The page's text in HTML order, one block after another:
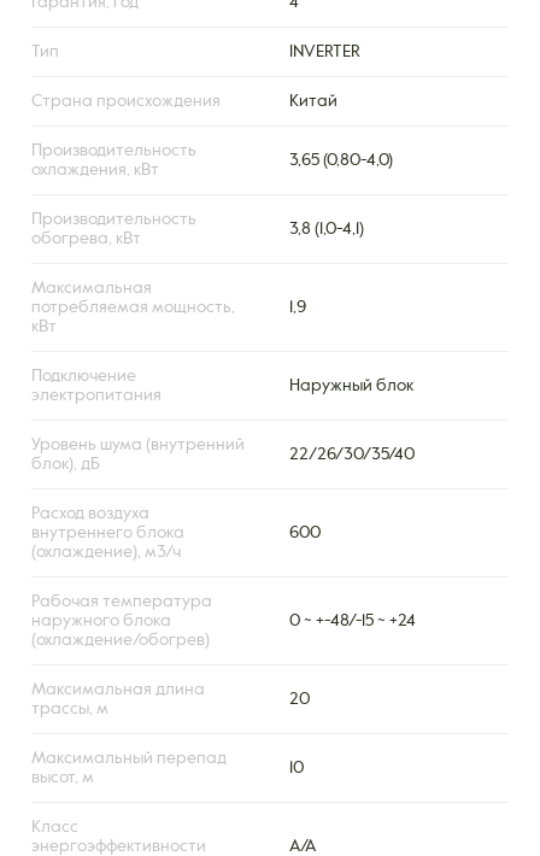
Тип INVERTER
Страна происхождения Китай
Производительность
охлаждения, кВт
3,65 (0,80-4,0)
Производительность
обогрева, кВт
3,8 (1,0-4,1)
Максимальная
потребляемая мощность,
кВт
1,9
Подключение
электропитания
Наружный блок
Уровень шума (внутренний
блок), дБ
22/26/30/35/40
Расход воздуха
внутреннего блока
(охлаждение), м3/ч
600
Рабочая температура
наружного блока
(охлаждение/обогрев)
0 ~ +-48/-15 ~ +24
Максимальная длина
трассы, м
20
Максимальный перепад
высот, м
10
Класс
энергоэффективности
А/А